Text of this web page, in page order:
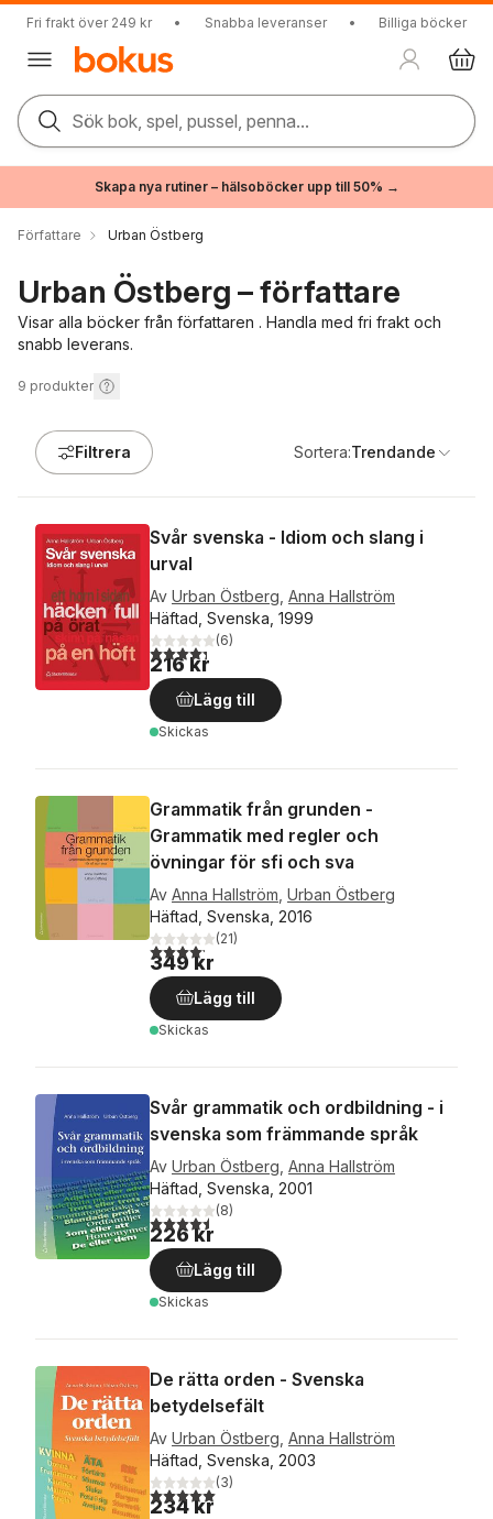
Fri frakt över 249 kr • Snabba leveranser • Billiga böcker
Sök bok, spel, pussel, penna...
Skapa nya rutiner – hälsoböcker upp till 50% →
Författare Urban Östberg
Urban Östberg – författare
Visar alla böcker från författaren . Handla med fri frakt och
snabb leverans.
9 produkter
Filtrera Sortera:Trendande
Svår svenska - Idiom och slang i
urval
Av Urban Östberg Anna Hallström
Häftad, Svenska, 1999
4,3utav 5 stjärnor. Totalt antal röster:
(6)
216 kr
Lägg till
Skickas
Grammatik från grunden -
Grammatik med regler och
övningar för sfi och sva
Av Anna Hallström Urban Östberg
Häftad, Svenska, 2016
4,2utav 5 stjärnor. Totalt antal röster:
(21)
349 kr
Lägg till
Skickas
Svår grammatik och ordbildning - i
svenska som främmande språk
Av Urban Östberg Anna Hallström
Häftad, Svenska, 2001
4,5utav 5 stjärnor. Totalt antal röster:
(8)
226 kr
Lägg till
Skickas
De rätta orden - Svenska
betydelsefält
Av Urban Östberg Anna Hallström
Häftad, Svenska, 2003
5,0utav 5 stjärnor. Totalt antal röster:
(3)
234 kr